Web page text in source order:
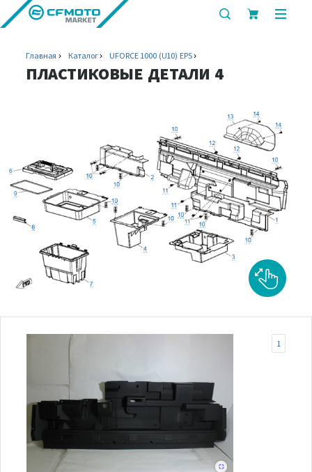
показать
Главная Каталог UFORCE 1000 (U10) EPS
ПЛАСТИКОВЫЕ ДЕТАЛИ 4
1